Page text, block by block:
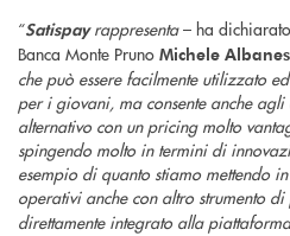
“Satispayrappresenta– ha
Banca Monte Pruno Michele
che può essere facilmente utilizzato
per i giovani, ma consente anche
alternativo con un pricing molto
spingendo molto in termini di
esempio di quanto stiamo mettendo
operativi anche con altro strumento
direttamente integrato alla